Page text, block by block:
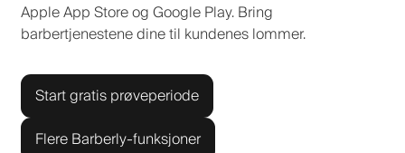
Apple App Store og Google Play. Bring
barbertjenestene dine til kundenes lommer.
Start gratis prøveperiode
Flere Barberly-funksjoner